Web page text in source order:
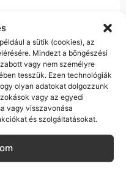
a sütik (cookies), az
Mindezt a böngészési
vagy nem személyre
tesszük. Ezen technológiák
olyan adatokat dolgozzunk
vagy az egyedi
vagy visszavonása
és szolgáltatásokat.
nálunk alap.
kifogásokat keresünk,
azonnal kézbe